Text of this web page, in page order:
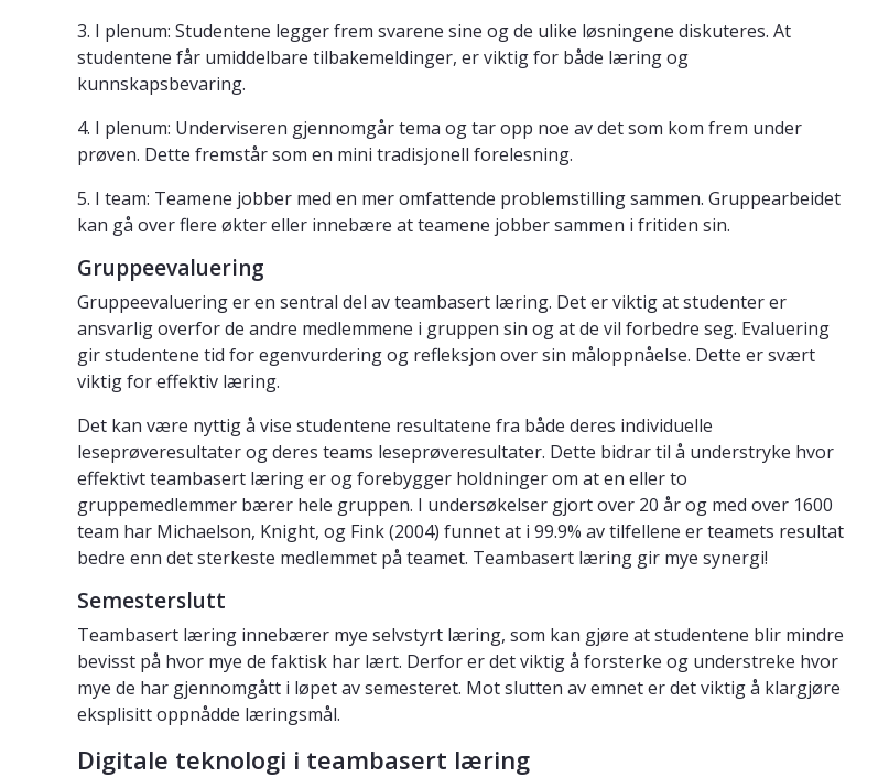
3. I plenum: Studentene legger frem svarene sine og de ulike løsningene diskuteres. At
studentene får umiddelbare tilbakemeldinger, er viktig for både læring og
kunnskapsbevaring.
4. I plenum: Underviseren gjennomgår tema og tar opp noe av det som kom frem under
prøven. Dette fremstår som en mini tradisjonell forelesning.
5. I team: Teamene jobber med en mer omfattende problemstilling sammen. Gruppearbeidet
kan gå over flere økter eller innebære at teamene jobber sammen i fritiden sin.
Gruppeevaluering
Gruppeevaluering er en sentral del av teambasert læring. Det er viktig at studenter er
ansvarlig overfor de andre medlemmene i gruppen sin og at de vil forbedre seg. Evaluering
gir studentene tid for egenvurdering og refleksjon over sin måloppnåelse. Dette er svært
viktig for effektiv læring.
Det kan være nyttig å vise studentene resultatene fra både deres individuelle
leseprøveresultater og deres teams leseprøveresultater. Dette bidrar til å understryke hvor
effektivt teambasert læring er og forebygger holdninger om at en eller to
gruppemedlemmer bærer hele gruppen. I undersøkelser gjort over 20 år og med over 1600
team har Michaelson, Knight, og Fink (2004) funnet at i 99.9% av tilfellene er teamets resultat
bedre enn det sterkeste medlemmet på teamet. Teambasert læring gir mye synergi!
Semesterslutt
Teambasert læring innebærer mye selvstyrt læring, som kan gjøre at studentene blir mindre
bevisst på hvor mye de faktisk har lært. Derfor er det viktig å forsterke og understreke hvor
mye de har gjennomgått i løpet av semesteret. Mot slutten av emnet er det viktig å klargjøre
eksplisitt oppnådde læringsmål.
Digitale teknologi i teambasert læring